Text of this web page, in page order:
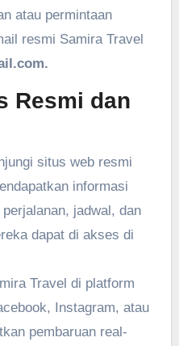
atau permintaan
resmi Samira Travel
Resmi dan
situs web resmi
informasi
jadwal, dan
dapat di akses di
Travel di platform
Instagram, atau
pembaruan real-